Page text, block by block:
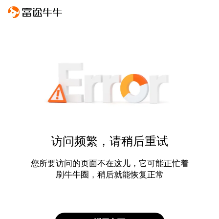
访问频繁，请稍后重试
您所要访问的页面不在这儿，它可能正忙着
刷牛牛圈，稍后就能恢复正常